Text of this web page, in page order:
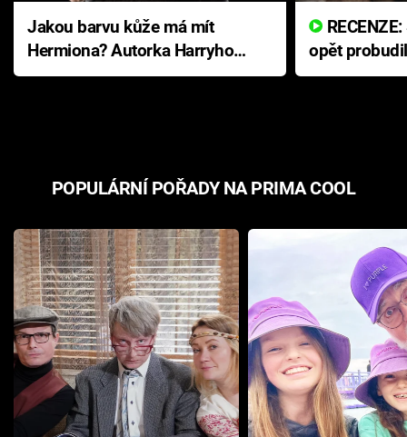
Jakou barvu kůže má mít
Hermiona? Autorka Harryho
Pottera přišla s ráznou
opět
přichází s
POPULÁRNÍ POŘADY NA PRIMA COOL